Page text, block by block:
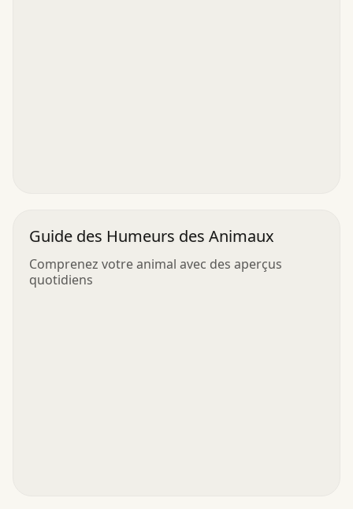
Guide des Humeurs des Animaux
Comprenez votre animal avec des aperçus
quotidiens